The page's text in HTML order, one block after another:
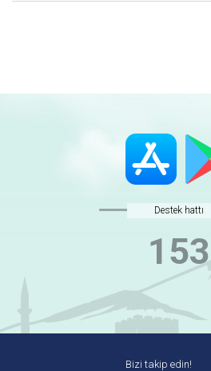
Destek hattı
153
Bizi takip edin!